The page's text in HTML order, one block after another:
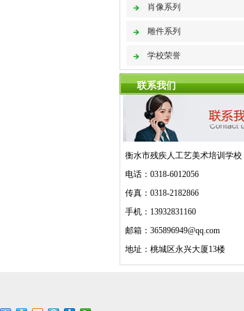
肖像系列
雕件系列
学校荣誉
联系我们
衡水市残疾人工艺美术培训学校
电话：0318-6012056
传真：0318-2182866
手机：13932831160
邮箱：365896949@qq.com
地址：桃城区永兴大厦13楼